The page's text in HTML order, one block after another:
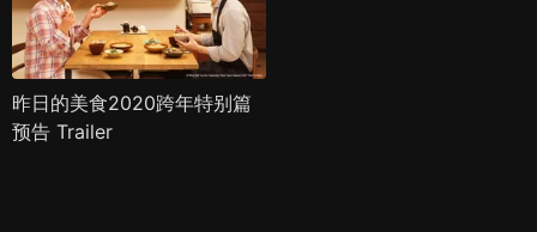
昨日的美食2020跨年特别篇
预告 Trailer